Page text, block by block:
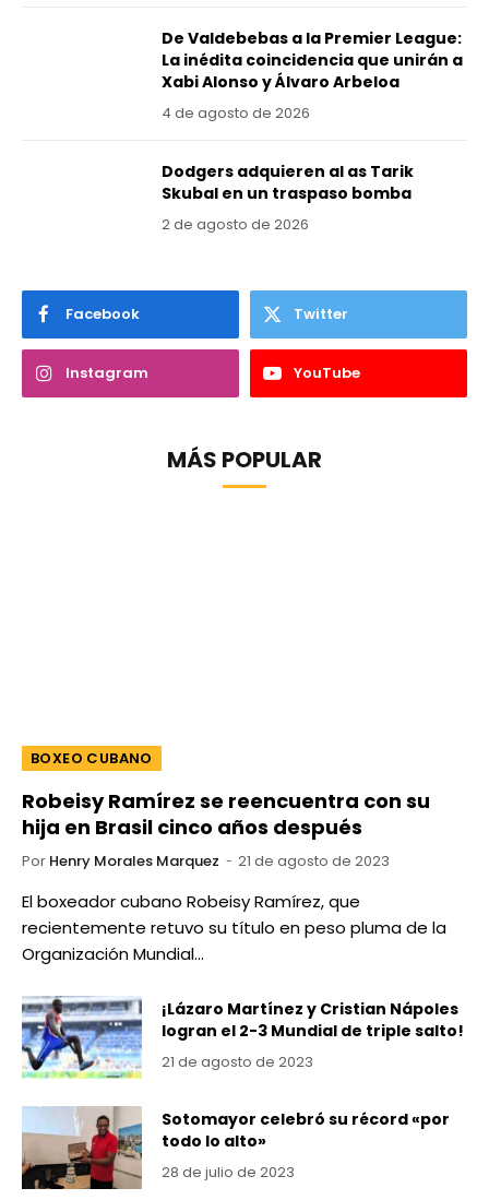
De Valdebebas a la Premier League:
La inédita coincidencia que unirán a
Xabi Alonso y Álvaro Arbeloa
4 de agosto de 2026
Dodgers adquieren al as Tarik
Skubal en un traspaso bomba
2 de agosto de 2026
Facebook Twitter
Instagram YouTube
MÁS POPULAR
BOXEO CUBANO
Robeisy Ramírez se reencuentra con su
hija en Brasil cinco años después
Por Henry Morales Marquez 21 de agosto de 2023
El boxeador cubano Robeisy Ramírez, que
recientemente retuvo su título en peso pluma de la
Organización Mundial…
¡Lázaro Martínez y Cristian Nápoles
logran el 2-3 Mundial de triple salto!
21 de agosto de 2023
Sotomayor celebró su récord «por
todo lo alto»
28 de julio de 2023